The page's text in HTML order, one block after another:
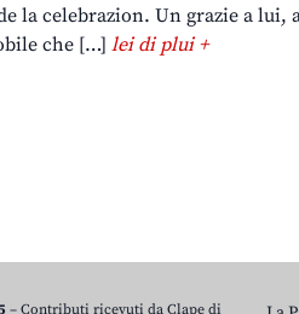
la celebrazion. Un grazie a lui,
che […] lei di plui +
– Contributi ricevuti da Clape di